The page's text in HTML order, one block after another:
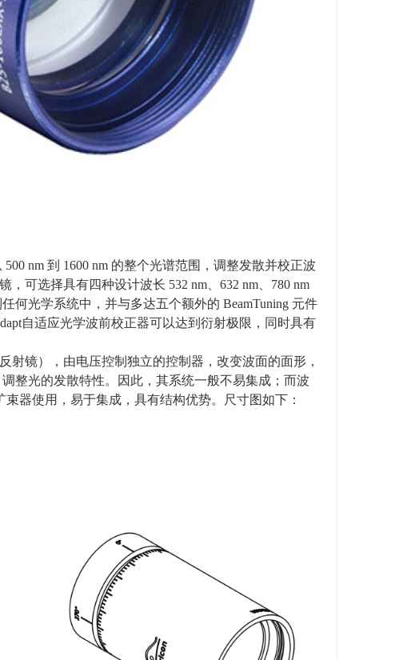
500 nm 到 1600 nm 的整个光谱范围，调整发散并校正波
，可选择具有四种设计波长 532 nm 632 nm
780 nm
何光学系统中，并与多达五个额外的 BeamTuning 元件
自适应光学波前校正器可以达到衍射极限，同时具有
镜），由电压控制独立的控制器，改变波面的面形，
整光的发散特性。因此，其系统一般不易集成；而波
器使用，易于集成，具有结构优势。尺寸图如下：